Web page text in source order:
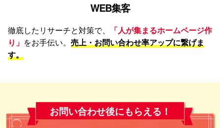
WEB集客
徹底したリサーチと対策で、
「人が集まるホームページ作
り」 をお手伝い。 売上・お問い合わせ率アップに繋げま
す。
お問い合わせ後にもらえる！